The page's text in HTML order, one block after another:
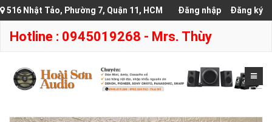
516 Nhật Tảo, Phường 7, Quận 11, HCM Đăng nhập Đăng ký
Hotline : 0945019268 - Mrs. Thùy